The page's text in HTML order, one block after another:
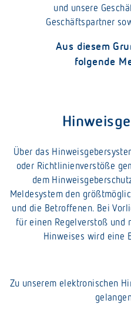
und unsere
Geschäftspartner
Aus diesem
folgende
Über das
oder Richtlinienverstöße
dem
Meldesystem den
und die Betroffenen. Bei
für einen Regelverstoß und
Hinweises wird eine
Zu unserem elektronischen